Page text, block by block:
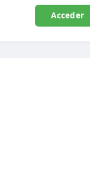
Acceder